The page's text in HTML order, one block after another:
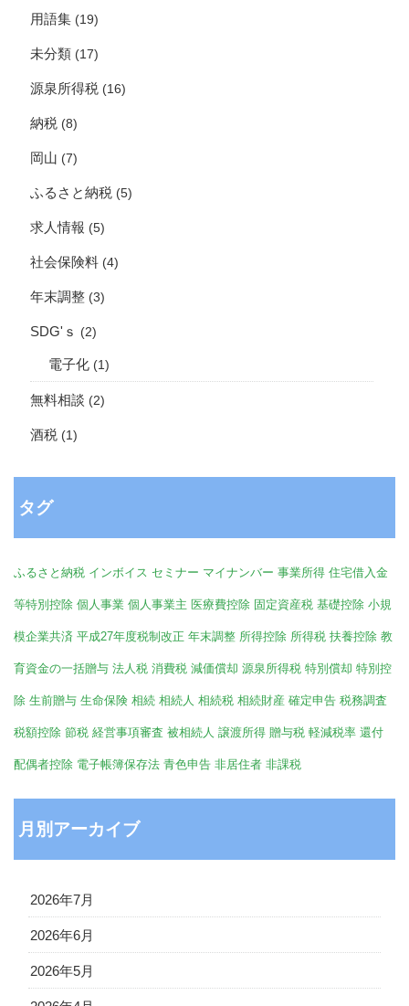
用語集 (19)
未分類 (17)
源泉所得税 (16)
納税 (8)
岡山 (7)
ふるさと納税 (5)
求人情報 (5)
社会保険料 (4)
年末調整 (3)
SDG'ｓ (2)
電子化 (1)
無料相談 (2)
酒税 (1)
タグ
ふるさと納税 インボイス セミナー マイナンバー 事業所得 住宅借入金
等特別控除 個人事業 個人事業主 医療費控除 固定資産税 基礎控除 小規
模企業共済 平成27年度税制改正 年末調整 所得控除 所得税 扶養控除 教
育資金の一括贈与 法人税 消費税 減価償却 源泉所得税 特別償却 特別控
除 生前贈与 生命保険 相続 相続人 相続税 相続財産 確定申告 税務調査
税額控除 節税 経営事項審査 被相続人 譲渡所得 贈与税 軽減税率 還付
配偶者控除 電子帳簿保存法 青色申告 非居住者 非課税
月別アーカイブ
2026年7月
2026年6月
2026年5月